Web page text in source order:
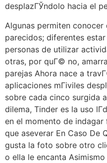
desplazГЎndolo hacia el
Algunas permiten
parecidos; diferentes
personas de utilizar
otras, por quГ© no,
parejas Ahora nace a
aplicaciones mГіviles
sobre cada cinco surgida
dilema, Tinder es la uso
en el momento de indagar
que aseverar En Caso De
gusta la foto sobre otro
o ella le encanta